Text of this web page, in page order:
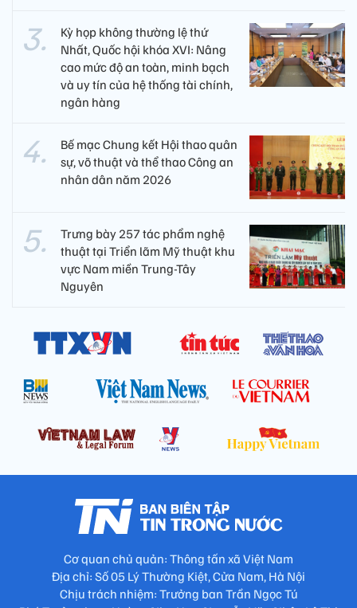
Kỳ họp không thường lệ thứ
Nhất, Quốc hội khóa XVI: Nâng
cao mức độ an toàn, minh bạch
và uy tín của hệ thống tài chính,
ngân hàng
Bế mạc Chung kết Hội thao quân
sự, võ thuật và thể thao Công an
nhân dân năm 2026
Trưng bày 257 tác phẩm nghệ
thuật tại Triển lãm Mỹ thuật khu
vực Nam miền Trung-Tây
Nguyên